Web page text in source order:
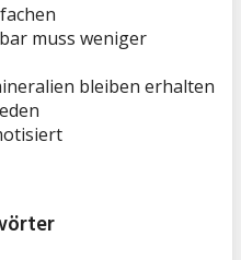
muss weniger
bleiben erhalten